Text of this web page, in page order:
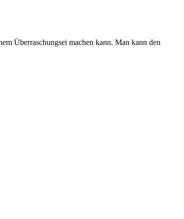
Überraschungsei machen kann. Man kann den